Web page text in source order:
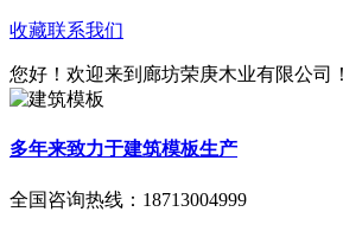
收藏联系我们
您好！欢迎来到廊坊荣庚木业有限公司！
多年来致力于建筑模板生产
全国咨询热线： 18713004999